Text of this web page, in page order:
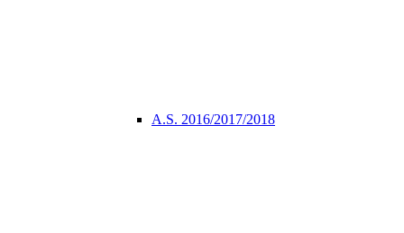
A.S. 2016/2017/2018